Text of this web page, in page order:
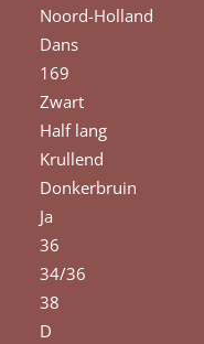
Noord-Holland
Dans
169
Zwart
Half lang
Krullend
Donkerbruin
Ja
36
34/36
38
D